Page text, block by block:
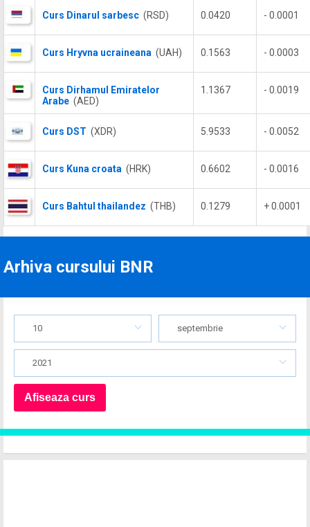
Curs Dinarul sarbesc (RSD) 0.0420 - 0.0001
Curs Hryvna ucraineana (UAH) 0.1563 - 0.0003
Curs Dirhamul Emiratelor
Arabe (AED)
1.1367 - 0.0019
Curs DST (XDR) 5.9533 - 0.0052
Curs Kuna croata (HRK) 0.6602 - 0.0016
Curs Bahtul thailandez (THB) 0.1279 + 0.0001
Arhiva cursului BNR
10 septembrie
2021